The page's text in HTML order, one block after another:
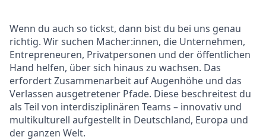
Wenn du auch so tickst, dann bist du bei uns genau
richtig. Wir suchen Macher:innen, die Unternehmen,
Entrepreneuren, Privatpersonen und der öffentlichen
Hand helfen, über sich hinaus zu wachsen. Das
erfordert Zusammenarbeit auf Augenhöhe und das
Verlassen ausgetretener Pfade. Diese beschreitest du
als Teil von interdisziplinären Teams – innovativ und
multikulturell aufgestellt in Deutschland, Europa und
der ganzen Welt.